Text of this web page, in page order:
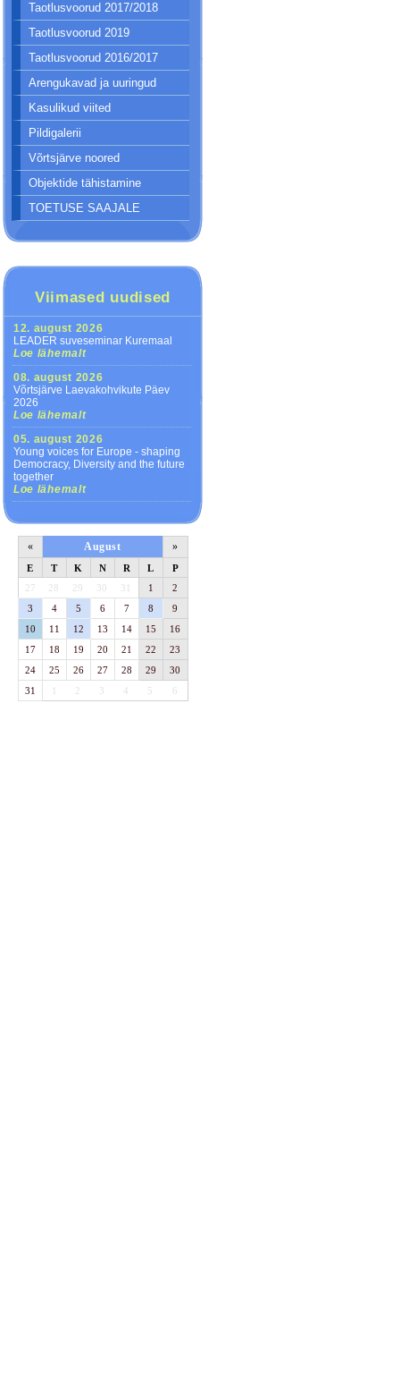
Taotlusvoorud 2017/2018
Taotlusvoorud 2019
Taotlusvoorud 2016/2017
Arengukavad ja uuringud
Kasulikud viited
Pildigalerii
Võrtsjärve noored
Objektide tähistamine
TOETUSE SAAJALE
Viimased uudised
12. august 2026
LEADER suveseminar Kuremaal
Loe lähemalt
08. august 2026
Võrtsjärve Laevakohvikute Päev
2026
Loe lähemalt
05. august 2026
Young voices for Europe - shaping
Democracy, Diversity and the future
together
Loe lähemalt
« August »
E T K N R L
P
27
28 29 30 31 1
2
3
4 5 6 7 8
9
10
11 12 13 14 15
16
17
18 19 20 21 22
23
24
25 26 27 28 29
30
31
1 3 4 5 6